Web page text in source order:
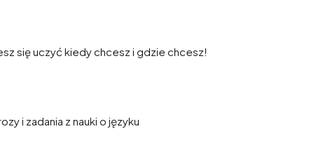
się uczyć kiedy chcesz i gdzie chcesz!
i zadania z nauki o języku